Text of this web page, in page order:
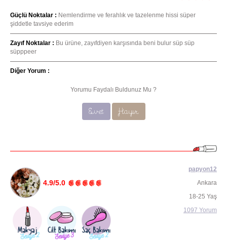
Güçlü Noktalar : Nemlendirme ve ferahlık ve tazelenme hissi süper
şiddetle tavsiye ederim
Zayıf Noktalar : Bu ürüne, zayıfdiyen karşısında beni bulur süp süp
süpppeer
Diğer Yorum :
Yorumu Faydalı Buldunuz Mu ?
Evet Hayır
4.9/5.0
papyon12
Ankara
18-25 Yaş
1097 Yorum